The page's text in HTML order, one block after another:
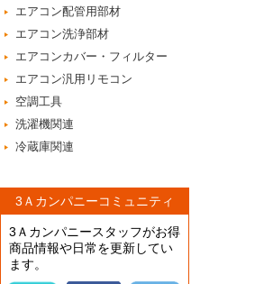
エアコン配管用部材
エアコン洗浄部材
エアコンカバー・フィルター
エアコン汎用リモコン
空調工具
洗濯機関連
冷蔵庫関連
3Ａカンパニーコミュニティ
3Ａカンパニースタッフがお得
商品情報や日常を更新してい
ます。